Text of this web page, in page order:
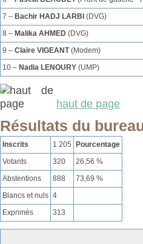
7 – Bachir HADJ LARBI (DVG)
8 – Malika AHMED (DVG)
9 –Claire VIGEANT(Modem)
10 – Nadia LENOURY (UMP)
haut de page
Résultats du
Inscrits 1 205
Pourcentage
Votants
320
26,56 %
Abstentions
888
73,69 %
Blancs et nuls 4
Exprimés
313